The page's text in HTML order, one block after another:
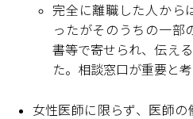
完全に離職した人から
ったがそのうちの一部
書等で寄せられ、伝え
た。相談窓口が重要と考
女性医師に限らず、医師